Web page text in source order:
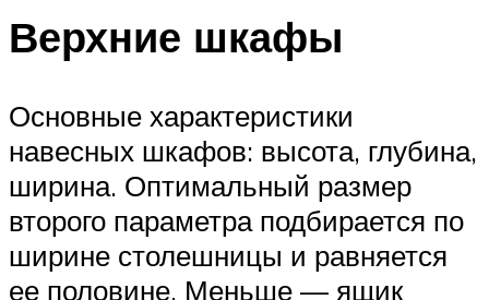
Верхние шкафы
Основные характеристики
навесных шкафов: высота, глубина,
ширина. Оптимальный размер
второго параметра подбирается по
ширине столешницы и равняется
ее половине. Меньше — ящик